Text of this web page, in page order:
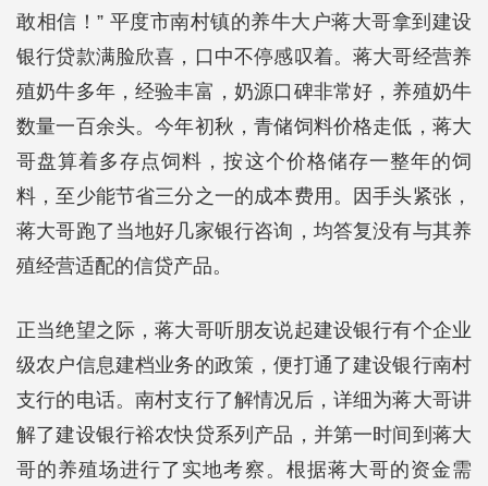
敢相信！” 平度市南村镇的养牛大户蒋大哥拿到建设
银行贷款满脸欣喜，口中不停感叹着。蒋大哥经营养
殖奶牛多年，经验丰富，奶源口碑非常好，养殖奶牛
数量一百余头。今年初秋，青储饲料价格走低，蒋大
哥盘算着多存点饲料，按这个价格储存一整年的饲
料，至少能节省三分之一的成本费用。因手头紧张，
蒋大哥跑了当地好几家银行咨询，均答复没有与其养
殖经营适配的信贷产品。
正当绝望之际，蒋大哥听朋友说起建设银行有个企业
级农户信息建档业务的政策，便打通了建设银行南村
支行的电话。南村支行了解情况后，详细为蒋大哥讲
解了建设银行裕农快贷系列产品，并第一时间到蒋大
哥的养殖场进行了实地考察。根据蒋大哥的资金需